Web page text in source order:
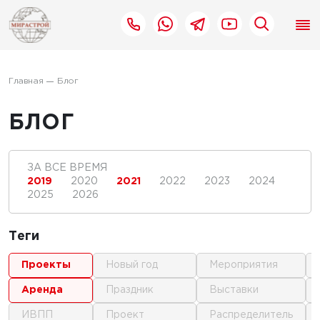
Главная Блог
БЛОГ
ЗА ВСЕ ВРЕМЯ
2019
2020 2021 2022 2023
2024
2025
2026
Теги
проекты
аренда
ИВПП
новый год
праздник
проект
мероприятия
выставки
распределитель